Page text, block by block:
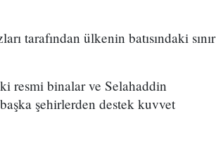
tarafından ülkenin batısındaki sınır
resmi binalar ve Selahaddin
şehirlerden destek kuvvet